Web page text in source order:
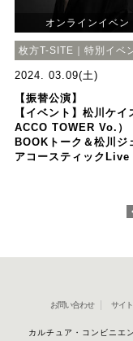
オンラインイベン
枚方T-SITE｜特別イベ
2024. 03.09(土)
【振替公演】
【イベント】松川ケイ
ACCO TOWER Vo.）
BOOKトーク＆松川ジ
アコースティックLive
お問い合わせ サイ
カルチュア・コンビニ